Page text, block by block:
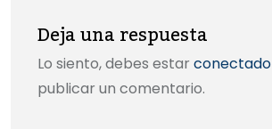
Deja una respuesta
Lo siento, debes estar conectado
publicar un comentario.